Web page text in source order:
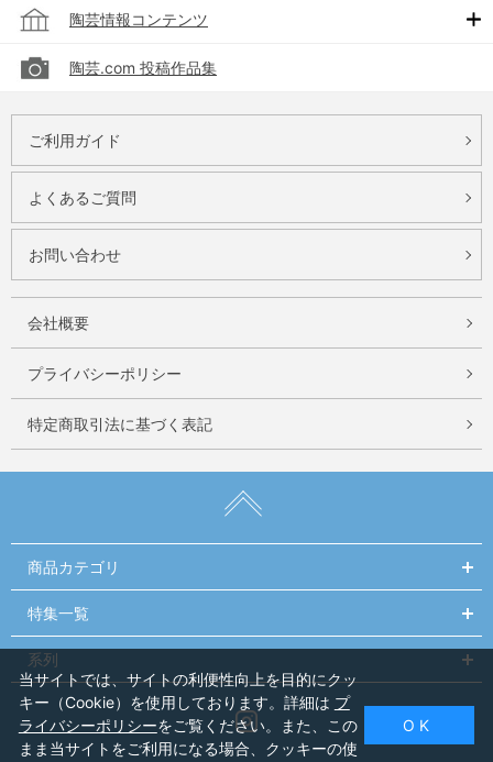
陶芸情報コンテンツ
陶芸.com 投稿作品集
ご利用ガイド
よくあるご質問
お問い合わせ
会社概要
プライバシーポリシー
特定商取引法に基づく表記
商品カテゴリ
特集一覧
系列
Instagram
当サイトでは、サイトの利便性向上を目的にクッ
キー（Cookie）を使用しております。詳細は プ
ライバシーポリシーをご覧ください。また、この
まま当サイトをご利用になる場合、クッキーの使
O K